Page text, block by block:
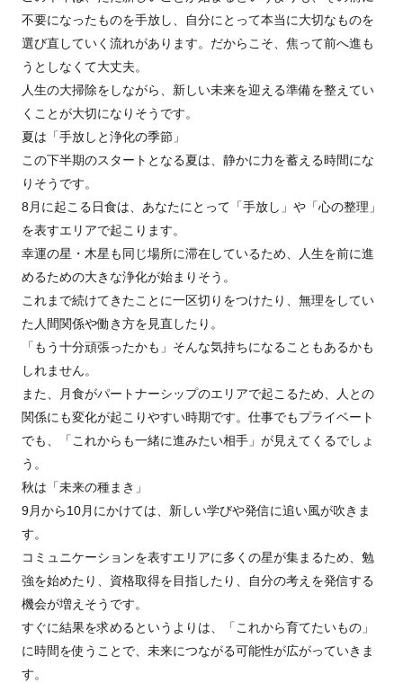
不要になったものを手放し、自分にとって本当に大切なものを
選び直していく流れがあります。だからこそ、焦って前へ進も
うとしなくて大丈夫。
人生の大掃除をしながら、新しい未来を迎える準備を整えてい
くことが大切になりそうです。
夏は「手放しと浄化の季節」
この下半期のスタートとなる夏は、静かに力を蓄える時間にな
りそうです。
8月に起こる日食は、あなたにとって「手放し」や「心の整理」
を表すエリアで起こります。
幸運の星・木星も同じ場所に滞在しているため、人生を前に進
めるための大きな浄化が始まりそう。
これまで続けてきたことに一区切りをつけたり、無理をしてい
た人間関係や働き方を見直したり。
「もう十分頑張ったかも」そんな気持ちになることもあるかも
しれません。
また、月食がパートナーシップのエリアで起こるため、人との
関係にも変化が起こりやすい時期です。仕事でもプライベート
でも、「これからも一緒に進みたい相手」が見えてくるでしょ
う。
秋は「未来の種まき」
9月から10月にかけては、新しい学びや発信に追い風が吹きま
す。
コミュニケーションを表すエリアに多くの星が集まるため、勉
強を始めたり、資格取得を目指したり、自分の考えを発信する
機会が増えそうです。
すぐに結果を求めるというよりは、「これから育てたいもの」
に時間を使うことで、未来につながる可能性が広がっていきま
す。